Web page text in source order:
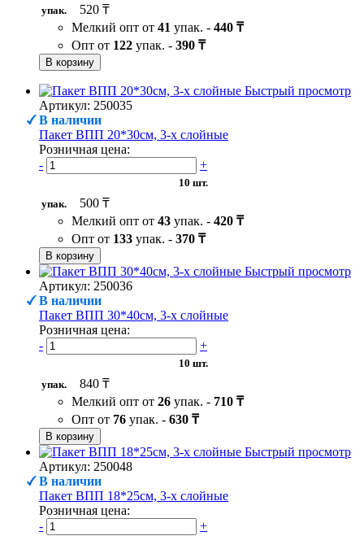
упак.
520 ₸
Мелкий опт от 41 упак. - 440 ₸
Опт от 122 упак. - 390 ₸
В корзину
Быстрый просмотр
Артикул: 250035
В наличии
Пакет ВПП 20*30см, 3-х слойные
Розничная цена:
-
+
10 шт.
упак.
500 ₸
Мелкий опт от 43 упак. - 420 ₸
Опт от 133 упак. - 370 ₸
В корзину
Быстрый просмотр
Артикул: 250036
В наличии
Пакет ВПП 30*40см, 3-х слойные
Розничная цена:
-
+
10 шт.
упак.
840 ₸
Мелкий опт от 26 упак. - 710 ₸
Опт от 76 упак. - 630 ₸
В корзину
Быстрый просмотр
Артикул: 250048
В наличии
Пакет ВПП 18*25см, 3-х слойные
Розничная цена:
-
+